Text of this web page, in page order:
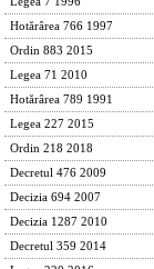
Hotărârea 766 1997
Ordin 883 2015
Legea 71 2010
Hotărârea 789 1991
Legea 227 2015
Ordin 218 2018
Decretul 476 2009
Decizia 694 2007
Decizia 1287 2010
Decretul 359 2014